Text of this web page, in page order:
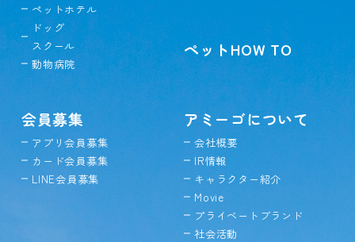
ペットホテル
ドッグ
スクール
動物病院
ペットHOW TO
会員募集
アプリ会員募集
カード会員募集
LINE会員募集
アミーゴについて
会社概要
IR情報
キャラクター紹介
Movie
プライベートブランド
社会活動